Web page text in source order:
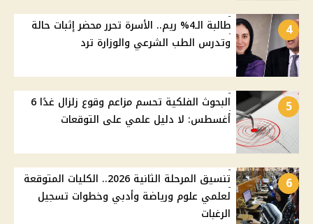
4
طالبة الـ4% ريم.. الأسرة تحرر محضر إثبات حالة
وتدرس الطب الشرعي والوزارة ترد
5
البحوث الفلكية تحسم مزاعم وقوع زلزال غدًا 6
أغسطس: لا دليل علمي على التوقعات
6
تنسيق المرحلة الثانية 2026.. الكليات المتوقعة
لعلمي علوم ورياضة وأدبي وخطوات تسجيل
الرغبات